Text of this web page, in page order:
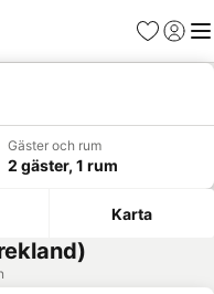
Favoriter
Logga
Gäster och rum
2 gäster, 1 rum
Karta